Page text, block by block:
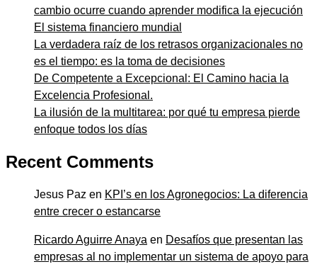
cambio ocurre cuando aprender modifica la ejecución
El sistema financiero mundial
La verdadera raíz de los retrasos organizacionales no
es el tiempo: es la toma de decisiones
De Competente a Excepcional: El Camino hacia la
Excelencia Profesional.
La ilusión de la multitarea: por qué tu empresa pierde
enfoque todos los días
Recent Comments
Jesus Paz en KPI’s en los Agronegocios: La diferencia
entre crecer o estancarse
Ricardo Aguirre Anaya en Desafíos que presentan las
empresas al no implementar un sistema de apoyo para